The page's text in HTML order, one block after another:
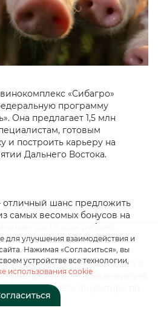
«Сибагро»
программу
Она предлагает 1,5 млн
готовым
и построить карьеру на
Дальнего Востока.
шанс предложить
самых весомых бонусов на
до 1,5 млн рублей,
с государством
дают возможность
уверенный старт в
— комментирует
заместитель директора по
улучшения взаимодействия и
Нажимая «Согласиться», вы
устройстве все технологии,
использования cookie